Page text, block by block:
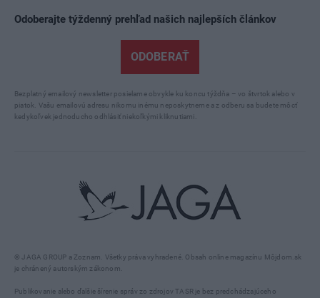
© JAGA GROUP a Zoznam. Všetky práva vyhradené. Obsah online magazínu Môjdom.sk
je chránený autorským zákonom.
Publikovanie alebo ďalšie šírenie správ zo zdrojov TASR je bez predchádzajúceho
Odoberajte týždenný prehľad našich najlepších článkov
ODOBERAŤ
Bezplatný emailový newsletter posielame obvykle ku koncu týždňa – vo štvrtok alebo v
piatok. Vašu emailovú adresu nikomu inému neposkytneme a z odberu sa budete môcť
kedykoľvek jednoducho odhlásiť niekoľkými kliknutiami.